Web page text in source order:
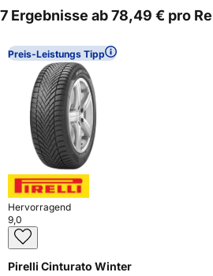
7 Ergebnisse ab 78,49 € pro
Preis-Leistungs Tipp
Hervorragend
9,0
Pirelli Cinturato Winter